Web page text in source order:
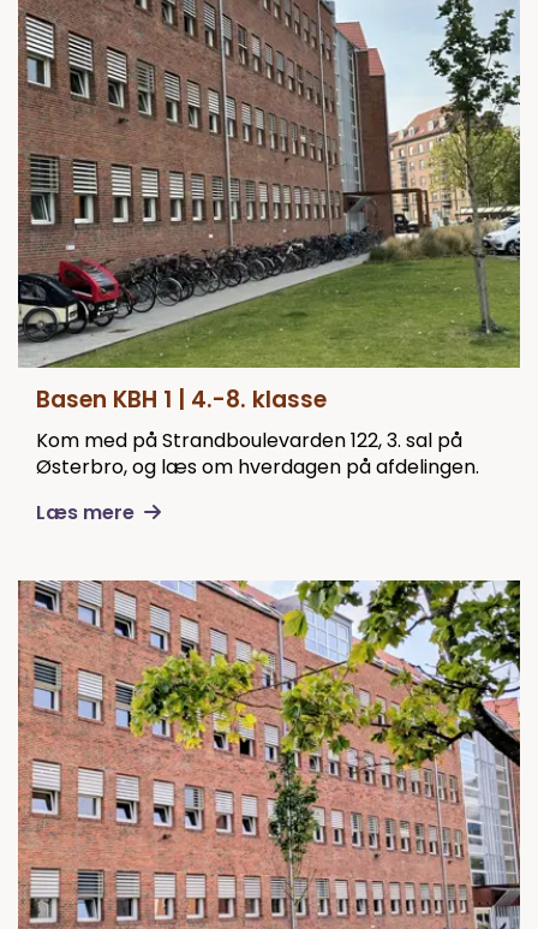
Basen KBH 1 | 4.-8. klasse
Kom med på Strandboulevarden 122, 3. sal på
Østerbro, og læs om hverdagen på afdelingen.
Læs mere